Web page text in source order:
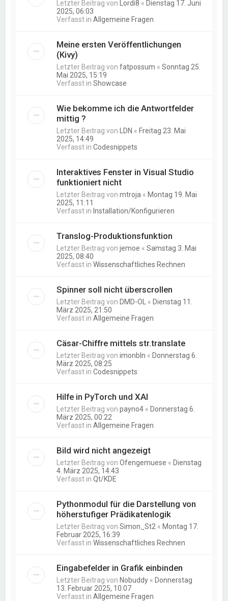
Letzter Beitrag von Lordi8 « Dienstag 17. Juni
2025, 06:03
Verfasst inAllgemeine Fragen
Meine ersten Veröffentlichungen
(Kivy)
Letzter Beitrag vonfatpossum «Sonntag 25.
Mai 2025, 15:19
Verfasst inShowcase
Wie bekomme ich die Antwortfelder
mittig ?
Letzter Beitrag von LDN « Freitag 23. Mai
2025, 14:49
Verfasst inCodesnippets
Interaktives Fenster in Visual Studio
funktioniert nicht
Letzter Beitrag vonmtroja « Montag 19. Mai
2025, 11:11
Verfasst in Installation/Konfigurieren
Translog-Produktionsfunktion
Letzter Beitrag vonjemoe «Samstag 3. Mai
2025, 08:40
Verfasst inWissenschaftliches Rechnen
Spinner soll nicht überscrollen
Letzter Beitrag von DMD-OL « Dienstag 11.
März 2025, 21:50
Verfasst inAllgemeine Fragen
Cäsar-Chiffre mittels str.translate
Letzter Beitrag vonimonbln « Donnerstag 6.
März 2025, 08:25
Verfasst inCodesnippets
Hilfe in PyTorch und XAI
Letzter Beitrag vonpayno4 « Donnerstag 6.
März 2025, 00:22
Verfasst inAllgemeine Fragen
Bild wird nicht angezeigt
Letzter Beitrag vonOfengemuese « Dienstag
4. März 2025, 14:43
Verfasst inQt/KDE
Pythonmodul für die Darstellung von
höherstufiger Prädikatenlogik
Letzter Beitrag vonSimon_St2 « Montag 17.
Februar 2025, 16:39
Verfasst inWissenschaftliches Rechnen
Eingabefelder in Grafik einbinden
Letzter Beitrag von Nobuddy « Donnerstag
13. Februar 2025, 10:07
Verfasst inAllgemeine Fragen